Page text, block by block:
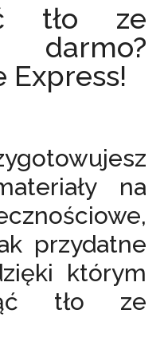
tło ze
darmo?
Express!
na
przydatne
którym
tło ze